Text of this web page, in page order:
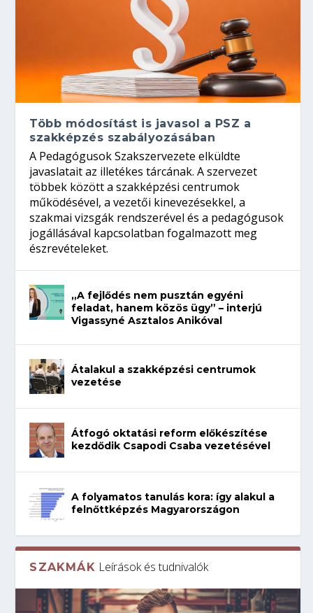
Több módosítást is javasol a PSZ a
szakképzés szabályozásában
A Pedagógusok Szakszervezete elküldte
javaslatait az illetékes tárcának. A szervezet
többek között a szakképzési centrumok
működésével, a vezetői kinevezésekkel, a
szakmai vizsgák rendszerével és a pedagógusok
jogállásával kapcsolatban fogalmazott meg
észrevételeket.
„A fejlődés nem pusztán egyéni
feladat, hanem közös ügy” – interjú
Vigassyné Asztalos Anikóval
Átalakul a szakképzési centrumok
vezetése
Átfogó oktatási reform előkészítése
kezdődik Csapodi Csaba vezetésével
A folyamatos tanulás kora: így alakul a
felnőttképzés Magyarországon
SZAKMÁK Leírások és tudnivalók